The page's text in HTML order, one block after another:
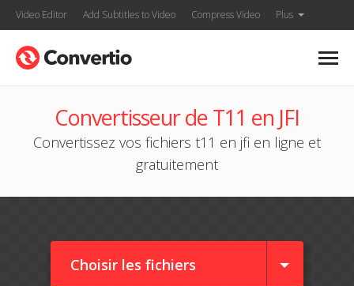
Video Editor Add Subtitles to Video Compress Video Plus
Convertisseur de T11 en JFI
Convertissez vos fichiers t11 en jfi en ligne et
gratuitement
Choisir les fichiers